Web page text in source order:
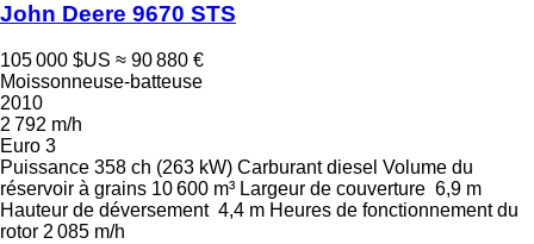
John Deere 9670 STS
105 000 $US ≈ 90 880 €
Moissonneuse-batteuse
2010
2 792 m/h
Euro 3
Puissance 358 ch (263 kW) Carburant diesel Volume du
réservoir à grains 10 600 m³ Largeur de couverture 6,9 m
Hauteur de déversement 4,4 m Heures de fonctionnement du
rotor 2 085 m/h